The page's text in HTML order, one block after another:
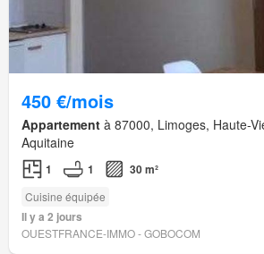
450 €/mois
Appartement à 87000, Limoges, Haute-
Aquitaine
1 1 30 m²
Cuisine équipée
Il y a 2 jours
OUESTFRANCE-IMMO - GOBOCOM